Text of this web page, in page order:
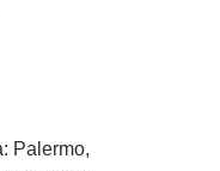
Palermo,